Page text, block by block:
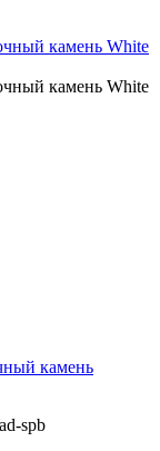
камень White
камень White
камень